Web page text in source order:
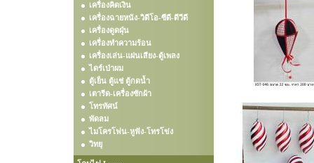
เครื่องคิดเงิน
เครื่องฉายหนัง-วิดีโอ-ซีดี-ดีวีดี
เครื่องดูดฝุ่น
เครื่องทำความร้อน
เครื่องเล่น-แผ่นเสียง-ตู้เพลง
ไดร์เป่าผม
ตู้เย็น ตู้แช่ ตู้กดน้ำ
เตารีด-เครื่องซักผ้า
โทรทัศน์
พัดลม
ไมโครโฟน-หูฟัง-โทรโข่ง
วิทยุ